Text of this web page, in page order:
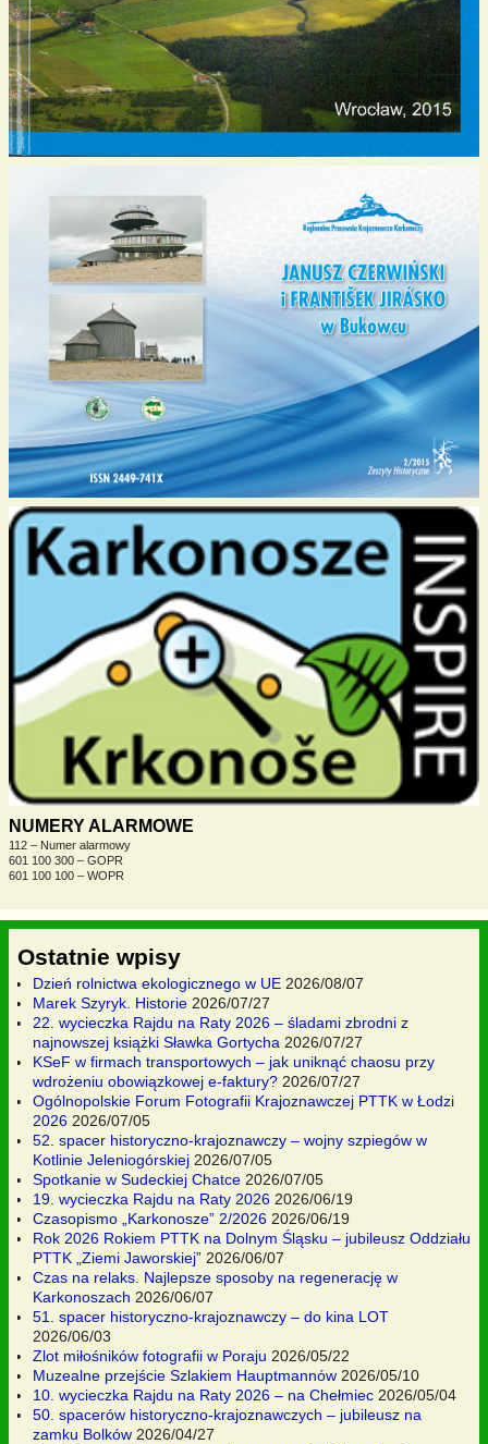
NUMERY ALARMOWE
112 – Numer alarmowy
601 100 300 – GOPR
601 100 100 – WOPR
Ostatnie wpisy
Dzień rolnictwa ekologicznego w UE 2026/08/07
Marek Szyryk. Historie 2026/07/27
22. wycieczka Rajdu na Raty 2026 – śladami zbrodni z
najnowszej książki Sławka Gortycha 2026/07/27
KSeF w firmach transportowych – jak uniknąć chaosu przy
wdrożeniu obowiązkowej e-faktury? 2026/07/27
Ogólnopolskie Forum Fotografii Krajoznawczej PTTK w Łodzi
2026 2026/07/05
52. spacer historyczno-krajoznawczy – wojny szpiegów w
Kotlinie Jeleniogórskiej 2026/07/05
Spotkanie w Sudeckiej Chatce 2026/07/05
19. wycieczka Rajdu na Raty 2026 2026/06/19
Czasopismo „Karkonosze” 2/2026 2026/06/19
Rok 2026 Rokiem PTTK na Dolnym Śląsku – jubileusz Oddziału
PTTK „Ziemi Jaworskiej” 2026/06/07
Czas na relaks. Najlepsze sposoby na regenerację w
Karkonoszach 2026/06/07
51. spacer historyczno-krajoznawczy – do kina LOT
2026/06/03
Zlot miłośników fotografii w Poraju 2026/05/22
Muzealne przejście Szlakiem Hauptmannów 2026/05/10
10. wycieczka Rajdu na Raty 2026 – na Chełmiec 2026/05/04
50. spacerów historyczno-krajoznawczych – jubileusz na
zamku Bolków 2026/04/27